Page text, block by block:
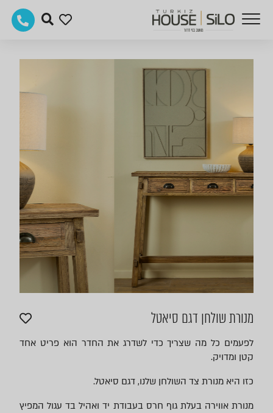
מנורת שולחן דגם סיאטל
לפעמים כל מה שצריך כדי לשדרג את החדר הוא פריט אחד
קטן ומדויק.
כזו היא מנורת צד השולחן שלנו, דגם סיאטל.
מנורת אווירה בעלת גוף חרס בעבודת יד ואהיל בד עגול המפיץ